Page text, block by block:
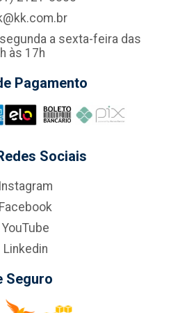
a sexta-feira das
às 17h
Pagamento
Sociais
Instagram
Facebook
YouTube
Linkedin
Seguro